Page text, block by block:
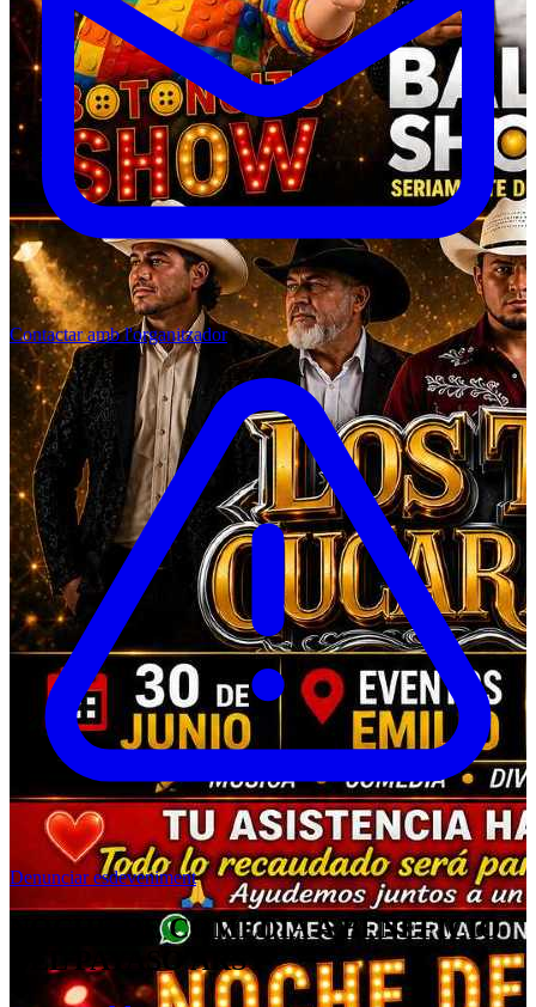
Contactar amb l'organitzador
Denunciar esdeveniment
NOCHE DE COMEDIA A BENEFICIO
DEL PAYASO ARSY